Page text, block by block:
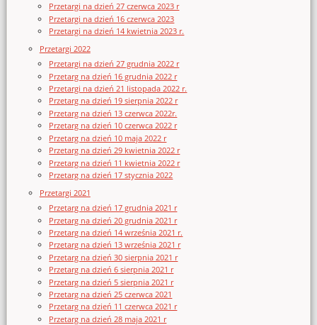
Przetargi na dzień 27 czerwca 2023 r
Przetargi na dzień 16 czerwca 2023
Przetargi na dzień 14 kwietnia 2023 r.
Przetargi 2022
Przetargi na dzień 27 grudnia 2022 r
Przetarg na dzień 16 grudnia 2022 r
Przetargi na dzień 21 listopada 2022 r.
Przetarg na dzień 19 sierpnia 2022 r
Przetarg na dzień 13 czerwca 2022r.
Przetarg na dzień 10 czerwca 2022 r
Przetarg na dzień 10 maja 2022 r
Przetarg na dzień 29 kwietnia 2022 r
Przetarg na dzień 11 kwietnia 2022 r
Przetarg na dzień 17 stycznia 2022
Przetargi 2021
Przetarg na dzień 17 grudnia 2021 r
Przetarg na dzień 20 grudnia 2021 r
Przetarg na dzień 14 września 2021 r.
Przetarg na dzień 13 września 2021 r
Przetarg na dzień 30 sierpnia 2021 r
Przetarg na dzień 6 sierpnia 2021 r
Przetarg na dzień 5 sierpnia 2021 r
Przetarg na dzień 25 czerwca 2021
Przetarg na dzień 11 czerwca 2021 r
Przetarg na dzień 28 maja 2021 r